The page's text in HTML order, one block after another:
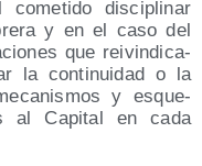
dis­ci­pli­nar
y en el caso del
que rei­vin­di­ca­
la con­ti­nui­dad o la
y esque­
al Capi­tal en cada